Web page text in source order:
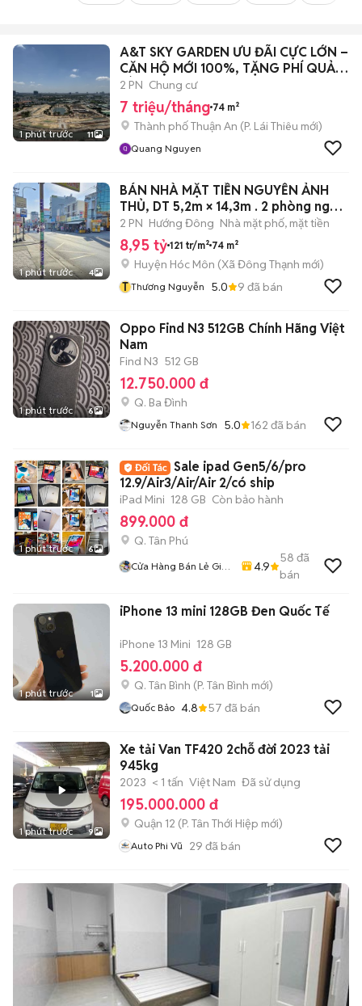
1 phút trước 11
A&T SKY GARDEN ƯU ĐÃI CỰC LỚN –
CĂN HỘ MỚI 100%, TẶNG PHÍ QUẢN
LÝ 💥
2 PN Chung cư
7 triệu/tháng 74 m²
Thành phố Thuận An (P. Lái Thiêu mới)
Quang Nguyen
1 phút trước 4
BÁN NHÀ MẶT TIỀN NGUYỄN ẢNH
THỦ, DT 5,2m × 14,3m . 2 phòng ngủ,2
wc
2 PN Hướng Đông Nhà mặt phố, mặt tiền
8,95 tỷ 121 tr/m² 74 m²
Huyện Hóc Môn (Xã Đông Thạnh mới)
T Thương Nguyễn 5.0 9 đã bán
1 phút trước 6
Oppo Find N3 512GB Chính Hãng Việt
Nam
Find N3 512 GB
12.750.000 đ
Q. Ba Đình
Nguyễn Thanh Sơn 5.0 162 đã bán
1 phút trước 6
Sale ipad Gen5/6/pro
12.9/Air3/Air/Air 2/có ship
iPad Mini 128 GB Còn bảo hành
899.000 đ
Q. Tân Phú
Cửa Hàng Bán Lẻ Giá
4.9
58 đã
bán
1 phút trước 1
iPhone 13 mini 128GB Đen Quốc Tế
iPhone 13 Mini 128 GB
5.200.000 đ
Q. Tân Bình (P. Tân Bình mới)
Quốc Bảo 4.8 57 đã bán
1 phút trước 9
Xe tải Van TF420 2chỗ đời 2023 tải
945kg
2023 < 1 tấn Việt Nam Đã sử dụng
195.000.000 đ
Quận 12 (P. Tân Thới Hiệp mới)
Auto Phi Vũ 29 đã bán